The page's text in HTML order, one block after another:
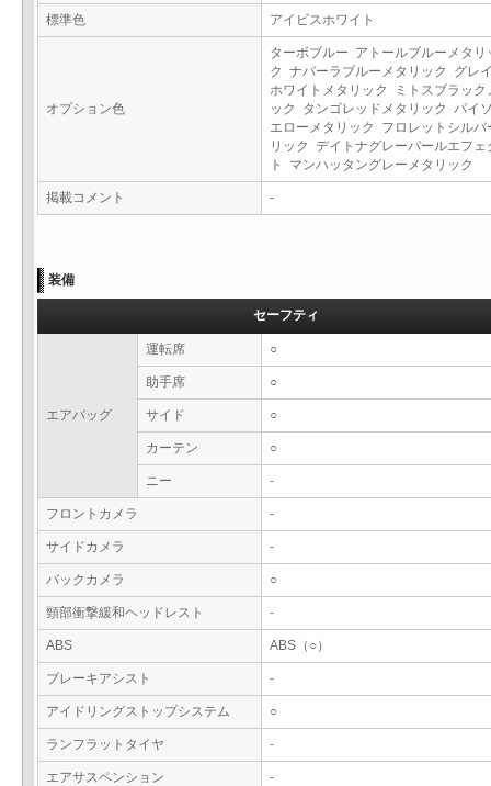
標準色
アイビスホワイト
オプション色
ターボブルー アトールブルーメタリ
ク ナバーラブルーメタリック グレ
ホワイトメタリック ミトスブラック
ック タンゴレッドメタリック パイ
エローメタリック フロレットシルバ
リック デイトナグレーパールエフェ
ト マンハッタングレーメタリック
掲載コメント -
装備
セーフティ
エアバッグ
運転席 ○
助手席 ○
サイド ○
カーテン ○
ニー -
フロントカメラ -
サイドカメラ -
バックカメラ ○
頸部衝撃緩和ヘッドレスト -
ABS ABS（○）
ブレーキアシスト -
アイドリングストップシステム ○
ランフラットタイヤ -
エアサスペンション -